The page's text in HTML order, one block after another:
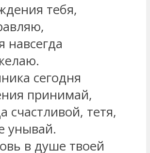
тебя,
навсегда
сегодня
принимай,
счастливой, тетя,
унывай.
в душе твоей